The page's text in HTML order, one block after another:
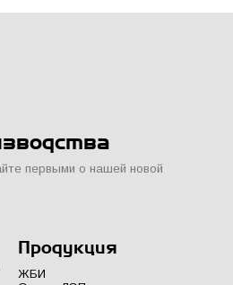
первыми о нашей новой
Продукция
ЖБИ